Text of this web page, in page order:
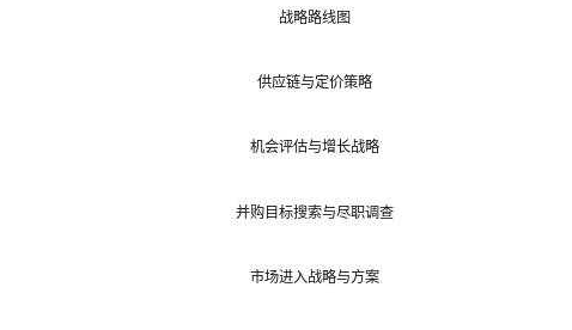
战略路线图
供应链与定价策略
机会评估与增长战略
并购目标搜索与尽职调查
市场进入战略与方案